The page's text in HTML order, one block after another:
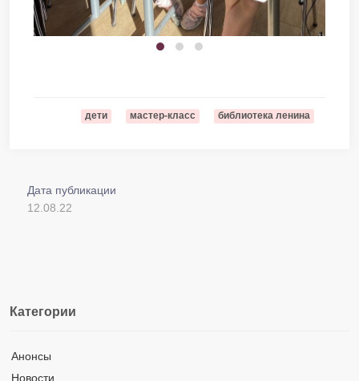
дети мастер-класс библиотека ленина
Дата публикации
12.08.22
Категории
Анонсы
Новости